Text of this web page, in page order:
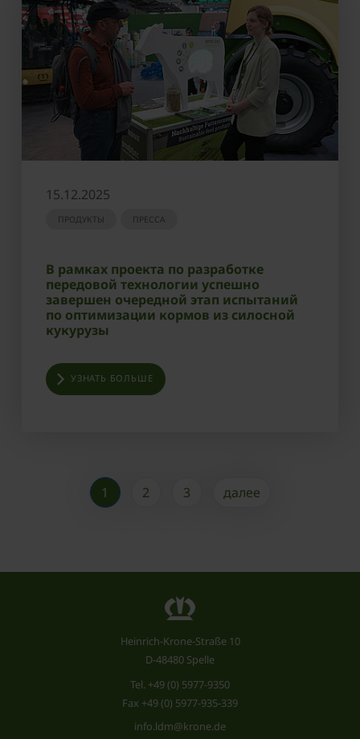
15.12.2025
ПРОДУКТЫ ПРЕССА
В рамках проекта по разработке
передовой технологии успешно
завершен очередной этап испытаний
по оптимизации кормов из силосной
кукурузы
УЗНАТЬ БОЛЬШЕ
1 2 3 далее
Heinrich-Krone-Straße 10
D-48480 Spelle
Tel. +49 (0) 5977-9350
Fax +49 (0) 5977-935-339
info.ldm@krone.de